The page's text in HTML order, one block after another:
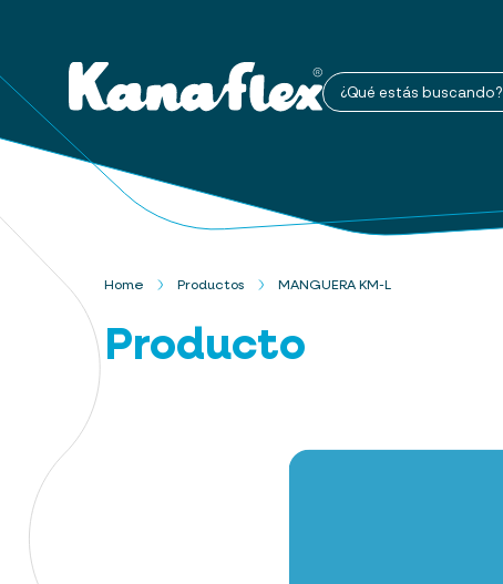
¿Qué estás buscando?
Home Productos MANGUERA KM-L
Producto